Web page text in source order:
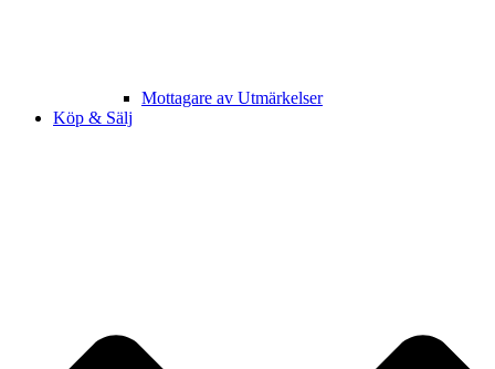
Mottagare av Utmärkelser
Köp & Sälj